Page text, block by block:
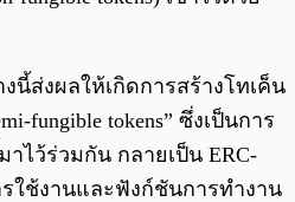
นี้ส่งผลให้เกิดการสร้างโทเค็น
fungible tokens” ซึ่งเป็นการ
ไว้ร่วมกัน กลายเป็น ERC-
ใช้งานและฟังก์ชันการทํางาน